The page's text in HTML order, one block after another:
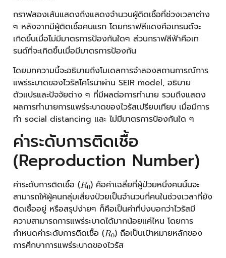
กราฟสองเส้นแสดงถึงแสดงจำนวนผู้ติดเชื้อที่ช่วงเวลาต่าง
ๆ หลังจากมีผู้ติดเชื้อคนแรก โดยกราฟสีแดงคือเทรนด์จะ
เกิดขึ้นเมื่อไม่มีมาตรการป้องกันใดๆ ส่วนกราฟสีฟ้าคือเท
รนด์ที่จะเกิดขึ้นเมื่อมีมาตรการป้องกัน
โดยบทความนี้จะอธิบายถึงโมเดลการจำลองสถานการณ์การ
แพร่ระบาดของไวรัสโคโรนาผ่าน SEIR model, อธิบาย
ตัวแปรและปัจจัยต่าง ๆ ที่มีผลต่อการทำนาย รวมถึงแสดง
ผลการทำนายการแพร่ระบาดของไวรัสเปรียบเทียบ เมื่อมีการ
ทำ social distancing และ ไม่มีมาตรการป้องกันใด ๆ
ค่าระดับการติดเชื้อ
(Reproduction Number)
ค่าระดับการติดเชื้อ (
) คือค่าเฉลี่ยที่ผู้ป่วยหนึ่งคนนั้นจะ
สามารถให้ผู้คนกลุ่มเสี่ยงป่วยเป็นจำนวนกี่คนในช่วงเวลาที่ยัง
ติดเชื้ออยู่ หรือสรุปง่ายๆ ก็คือเป็นค่าที่บ่งบอกว่าไวรัสมี
ความสามารถการแพร่ระบาดได้มากน้อยแค่ไหน โดยการ
กำหนดค่าระดับการติดเชื้อ (
) ถือเป็นเป้าหมายหลักของ
การศึกษาการแพร่ระบาดของไวรัส